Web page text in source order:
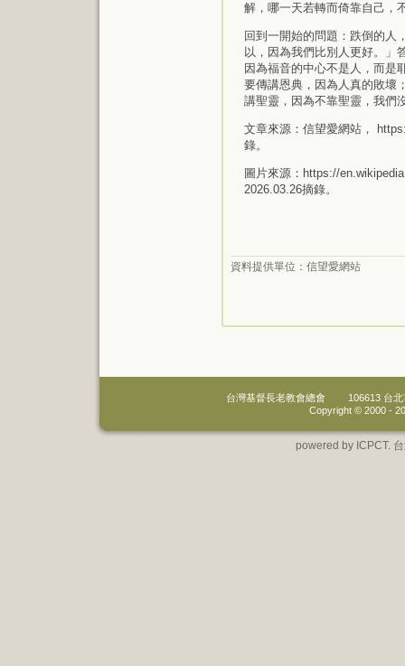
解，哪一天若轉而倚靠自己，
回到一開始的問題：跌倒的人
以，因為我們比別人更好。」
因為福音的中心不是人，而是
要傳講恩典，因為人真的敗壞
講聖靈，因為不靠聖靈，我們
文章來源：信望愛網站，
錄。
圖片來源：https://
2026.03.26摘錄。
資料提供單位： 信望愛網站
台灣基督長老教會總會
106613 台
Copyright © 2000 -
powered by ICPCT.